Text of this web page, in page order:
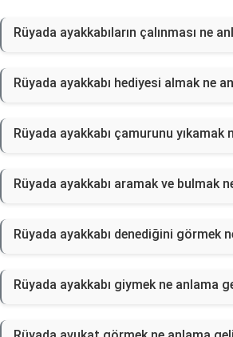
Rüyada ayakkabıların çalınması ne
Rüyada ayakkabı hediyesi almak ne
Rüyada ayakkabı çamurunu yıkamak
Rüyada ayakkabı aramak ve bulmak
Rüyada ayakkabı denediğini görmek
Rüyada ayakkabı giymek ne anlama